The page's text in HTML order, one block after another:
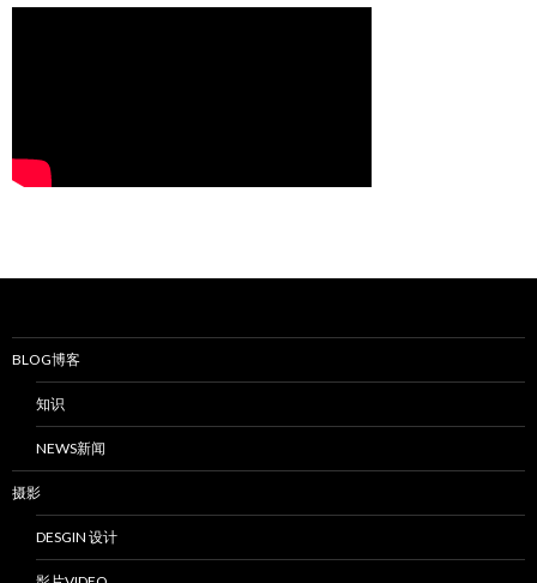
BLOG博客
知识
NEWS新闻
摄影
DESGIN 设计